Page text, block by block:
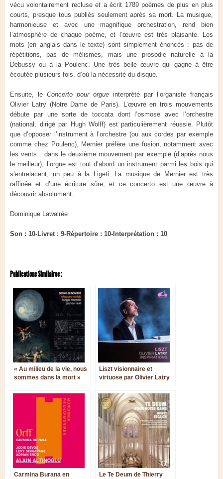
vécu volontairement recluse et a écrit 1789 poèmes de plus en plus
courts, presque tous publiés seulement après sa mort. La musique,
harmonieuse et avec une magnifique orchestration, rend bien
l’atmosphère de chaque poème, et l’œuvre est très plaisante. Les
mots (en anglais dans le texte) sont simplement énoncés : pas de
répétitions, pas de mélismes, mais une prosodie naturelle à la
Debussy ou à la Poulenc. Une très belle œuvre qui gagne à être
écoutée plusieurs fois, d’où la nécessité du disque.
Ensuite, le Concerto pour orgue interprété par l’organiste français
Olivier Latry (Notre Dame de Paris). L’œuvre en trois mouvements
débute par une sorte de toccata dont l’osmose avec l’orchestre
(national, dirigé par Hugh Wolff) est particulièrement réussie. Plutôt
que d’opposer l’instrument à l’orchestre (ou aux cordes par exemple
comme chez Poulenc), Mernier préfère une fusion, notamment avec
les vents : dans le deuxième mouvement par exemple (d’après nous
le meilleur), l’orgue est tout d’abord un instrument parmi les bois qui
s’entrelacent, un peu à la Ligeti. La musique de Mernier est très
raffinée et d’une écriture sûre, et ce concerto est une œuvre à
découvrir absolument.
Dominique Lawalrée
Son : 10-Livret : 9-Répertoire : 10-Interprétation : 10
Publications Similaires :
« Au milieu de la vie, nous
sommes dans la mort »
Liszt visionnaire et
virtuose par Olivier Latry
Philharmonie de Paris
Carmina Burana en
Le Te Deum de Thierry